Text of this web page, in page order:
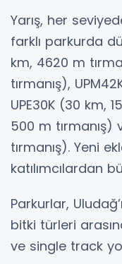
Yarış, her
farklı parkurda
km, 4620 m
tırmanış),
UPE30K (30 km,
500 m tırmanış)
tırmanış). Yeni
katılımcılardan
Parkurlar,
bitki türleri
ve single track